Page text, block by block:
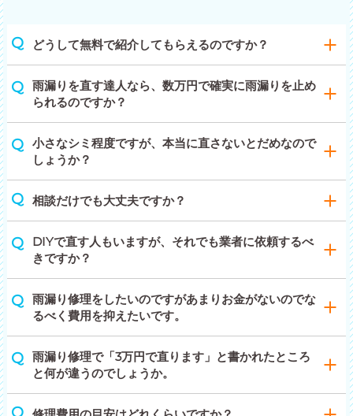
どうして無料で紹介してもらえるのですか？
雨漏りを直す達人なら、数万円で確実に雨漏りを止め
られるのですか？
小さなシミ程度ですが、本当に直さないとだめなので
しょうか？
相談だけでも大丈夫ですか？
DIYで直す人もいますが、それでも業者に依頼するべ
きですか？
雨漏り修理をしたいのですがあまりお金がないのでな
るべく費用を抑えたいです。
雨漏り修理で「3万円で直ります」と書かれたところ
と何が違うのでしょうか。